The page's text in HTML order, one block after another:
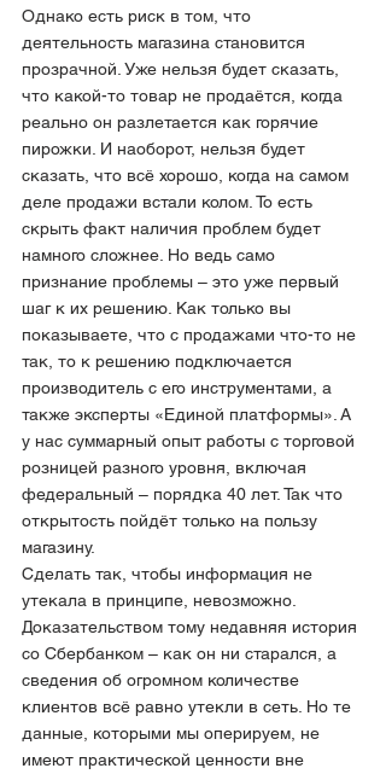
Однако есть риск в том, что
деятельность магазина становится
прозрачной. Уже нельзя будет сказать,
что какой-то товар не продаётся, когда
реально он разлетается как горячие
пирожки. И наоборот, нельзя будет
сказать, что всё хорошо, когда на самом
деле продажи встали колом. То есть
скрыть факт наличия проблем будет
намного сложнее. Но ведь само
признание проблемы – это уже первый
шаг к их решению. Как только вы
показываете, что с продажами что-то не
так, то к решению подключается
производитель с его инструментами, а
также эксперты «Единой платформы». А
у нас суммарный опыт работы с торговой
розницей разного уровня, включая
федеральный – порядка 40 лет. Так что
открытость пойдёт только на пользу
магазину.
Сделать так, чтобы информация не
утекала в принципе, невозможно.
Доказательством тому недавняя история
со Сбербанком – как он ни старался, а
сведения об огромном количестве
клиентов всё равно утекли в сеть. Но те
данные, которыми мы оперируем, не
имеют практической ценности вне